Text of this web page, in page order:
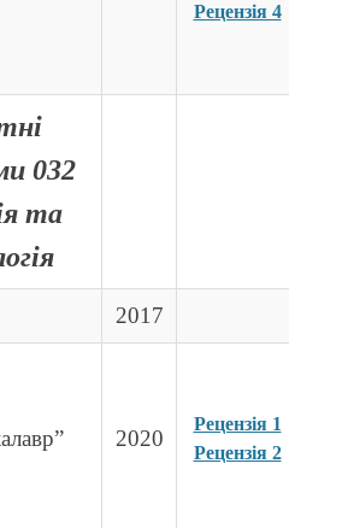
Рецензія 4
032
та
2017
2020
Рецензія 1
Рецензія 2